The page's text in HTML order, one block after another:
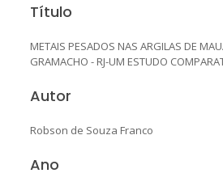
Título
METAIS PESADOS NAS ARGILAS DE
GRAMACHO - RJ-UM ESTUDO
Autor
Robson de Souza Franco
Ano